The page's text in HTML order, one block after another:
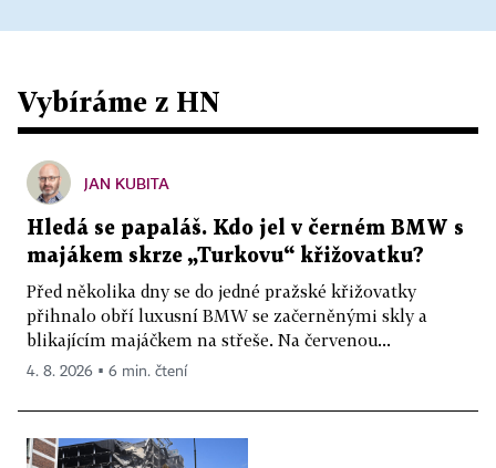
Vybíráme z HN
JAN KUBITA
Hledá se papaláš. Kdo jel v černém BMW s
majákem skrze „Turkovu“ křižovatku?
Před několika dny se do jedné pražské křižovatky
přihnalo obří luxusní BMW se začerněnými skly a
blikajícím majáčkem na střeše. Na červenou...
4. 8. 2026 ▪ 6 min. čtení